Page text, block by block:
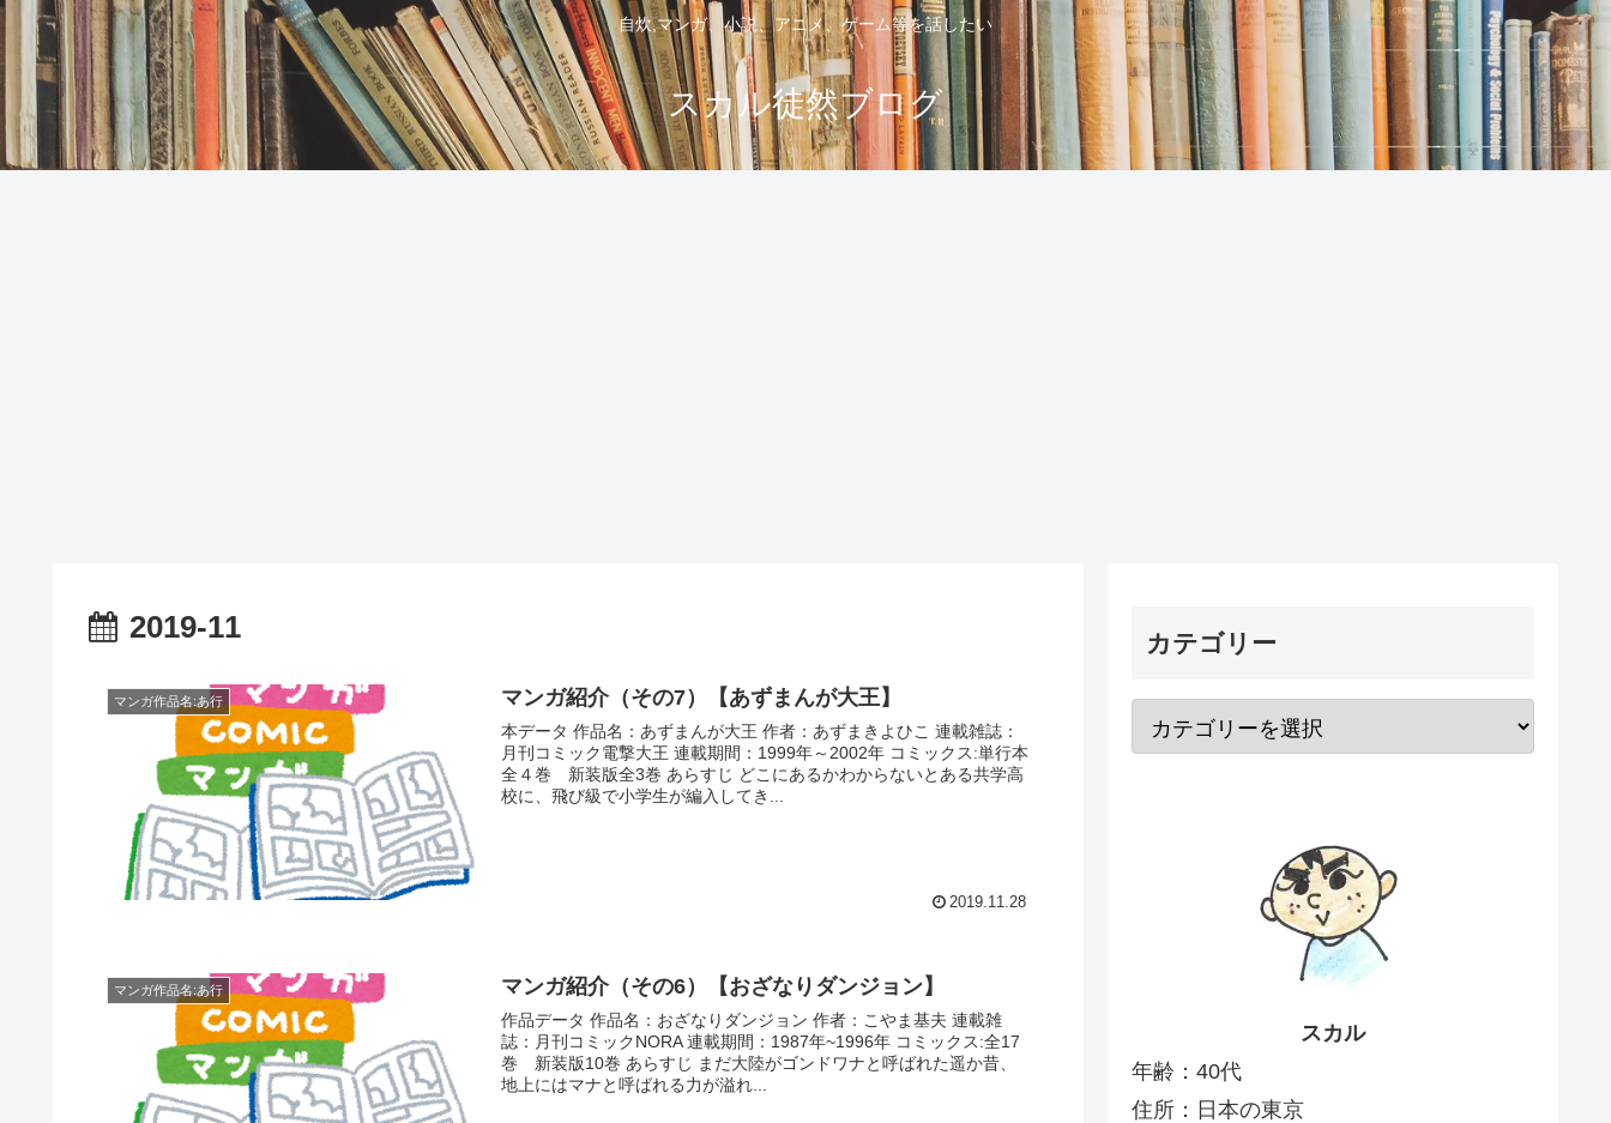
自炊,マンガ、小説、アニメ、ゲーム等を話したい
スカル徒然ブログ
2019-11
マンガ作品名:あ行 マンガ紹介（その7）【あずまんが大王】
本データ 作品名：あずまんが大王 作者：あずまきよひこ 連載雑誌：
月刊コミック電撃大王 連載期間：1999年～2002年 コミックス:単行本
全４巻 新装版全3巻 あらすじ どこにあるかわからないとある共学高
校に、飛び級で小学生が編入してき...
2019.11.28
マンガ作品名:あ行 マンガ紹介（その6）【おざなりダンジョン】
作品データ 作品名：おざなりダンジョン 作者：こやま基夫 連載雑
誌：月刊コミックNORA 連載期間：1987年~1996年 コミックス:全17
巻 新装版10巻 あらすじ まだ大陸がゴンドワナと呼ばれた遥か昔、
地上にはマナと呼ばれる力が溢れ...
カテゴリー
スカル
年齢：40代
住所：日本の東京